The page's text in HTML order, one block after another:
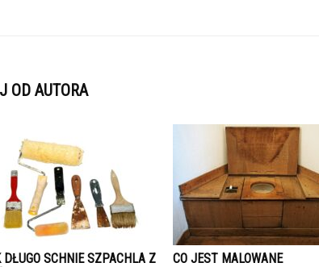
OD AUTORA
SCHNIE SZPACHLA Z
CO JEST MALOWANE